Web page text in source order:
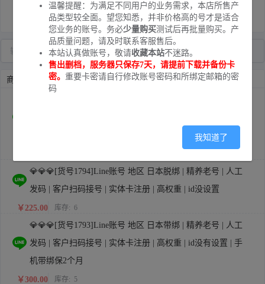
服务器只保存7天，请提前下载并备份卡密。重要卡密请自行修
改账号密码和所绑定邮箱的密码
商品列表
💎💎💎[货号1794]Line账号 地区 日本脱绑 | 精养老号 | 人工
发码 | 客户扫码接号 | 实体卡注册 | 高权重 | id没设置
￥225.00 库存: 6
💎💎💎[货号1793]Line账号 地区 日本带绑 | 精养老号 | 人工
发码 | 客户扫码接号 | 实体卡注册 | 高权重 | id没有设置 | 手
机带绑保2个月
￥300.00 库存: 5
温馨提醒：为满足不同用户的业务需求，本店所售产
品类型较全面。望您知悉，并非价格高的号才是适合
您业务的账号。务必少量购买测试后再批量购买。产
品质量问题，请及时联系客服售后。
本站认真做账号，敬请收藏本站不迷路。
售出删档，服务器只保存7天，请提前下载并备份卡
密。重要卡密请自行修改账号密码和所绑定邮箱的密
码
我知道了